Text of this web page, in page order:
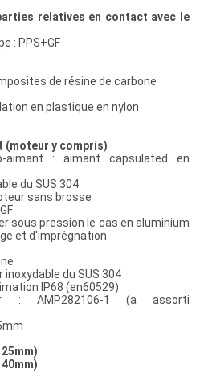
relatives en contact avec le
: PPS+GF
de résine de carbone
en plastique en nylon
y compris)
aimant : aimant capsulated en
du SUS 304
sans brosse
sous pression le cas en aluminium
et d'imprégnation
du SUS 304
IP68 (en60529)
: AMP282106-1 (a assorti